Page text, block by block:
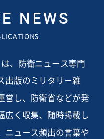
NEWS
、防衛ニュース専門
出版のミリタリー雑
営し、防衛省などが発
広く収集、随時掲載し
ニュース頻出の言葉や